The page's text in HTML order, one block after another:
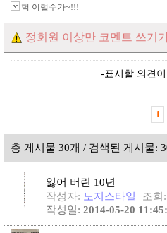
헉 이럴수가~!!!
정회원 이상만 코멘트 쓰기
-표시할 의견
1
총 게시물 30개 / 검색된 게시물:
잃어 버린 10년
작성자: 노지스타일 조회:
작성일: 2014-05-20